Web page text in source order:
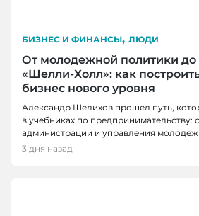
БИЗНЕС И ФИНАНСЫ, ЛЮДИ
От молодежной политики до
«Шелли-Холл»: как
бизнес нового уровня
Александр Шелихов прошел путь,
в учебниках по предпринимательству:
администрации и управления
3 дня назад